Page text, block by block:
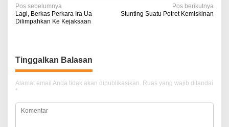
N
a
g
a
s
Pos sebelumnya
Lagi, Berkas Perkara Ira Ua
Dilimpahkan Ke Kejaksaan
Pos berikutnya
Stunting Suatu Potret Kemiskinan
Tinggalkan Balasan
Alamat email Anda tidak akan dipublikasikan. Ruas yang wajib ditandai
*